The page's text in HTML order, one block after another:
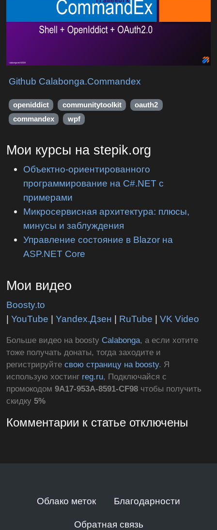
Github Calabonga.Commandex
openiddict communitytoolkit
oauth2
commandex
wpf
Мои курсы на stepik.org
Объектно-ориентированного
программирование на C#.NET с
примерами
Микросервисная архитектура: плюсы,
минусы и заблуждения
Управление состояние в Blazor на
ASP.NET Core
Мои видео
Boosty.to
|YouTube |Yandex.Дзен | RuTube |VK Video
Больше видео на boosty Calabonga, а если хотите
тоже получать донаты, тогда заходите и
регистрируйтесвою страницу на boosty. Я
использую хостинг reg.ru, Подключайся с
промокодом9A17-953A-8591-CF98 чтобы получить
скидку5%
Комментарии к статье отключены
Облако меток Благодарности
Обратная связь